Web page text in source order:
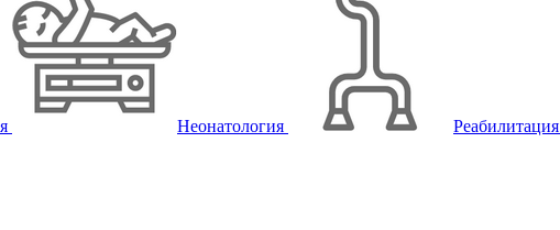
Неонатология Реабилитация